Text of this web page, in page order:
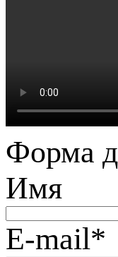
Форма
Имя
E-mail*